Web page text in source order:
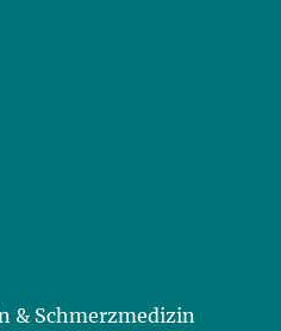
& Schmerzmedizin